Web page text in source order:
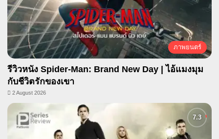
ภาพยนตร์
รีวิวหนัง Spider-Man: Brand New Day | ไอ้แมงมุม
กับชีวิตรักของเขา
2 August 2026